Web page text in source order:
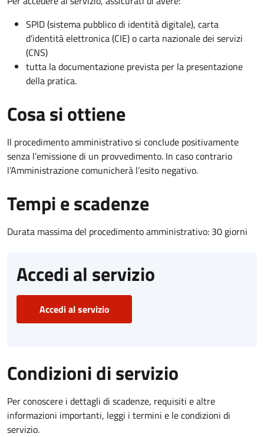
SPID (sistema pubblico di identità digitale), carta
d’identità elettronica (CIE) o carta nazionale dei servizi
(CNS)
tutta la documentazione prevista per la presentazione
della pratica.
Cosa si ottiene
Il procedimento amministrativo si conclude positivamente
senza l’emissione di un provvedimento. In caso contrario
l’Amministrazione comunicherà l’esito negativo.
Tempi e scadenze
Durata massima del procedimento amministrativo: 30 giorni
Accedi al servizio
Accedi al servizio
Condizioni di servizio
Per conoscere i dettagli di scadenze, requisiti e altre
informazioni importanti, leggi i termini e le condizioni di
servizio.